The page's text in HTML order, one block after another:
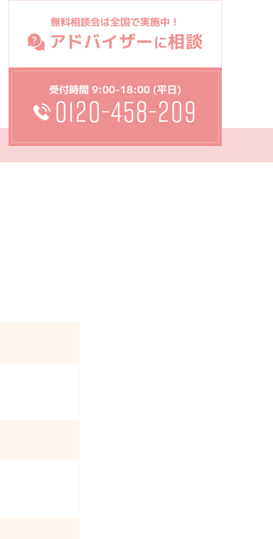
無料相談会は全国で実施中！
アドバイザーに相談
受付時間 9:00-18:00 (平日)
0120-458-209